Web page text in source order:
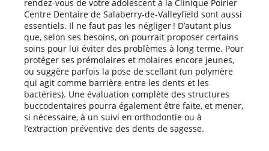
rendez-vous de votre adolescent à la Clinique Poirier
Centre Dentaire de Salaberry-de-Valleyfield sont aussi
essentiels. Il ne faut pas les négliger ! D’autant plus
que, selon ses besoins, on pourrait proposer certains
soins pour lui éviter des problèmes à long terme. Pour
protéger ses prémolaires et molaires encore jeunes,
ou suggère parfois la pose de scellant (un polymère
qui agit comme barrière entre les dents et les
bactéries). Une évaluation complète des structures
buccodentaires pourra également être faite, et mener,
si nécessaire, à un suivi en orthodontie ou à
l’extraction préventive des dents de sagesse.